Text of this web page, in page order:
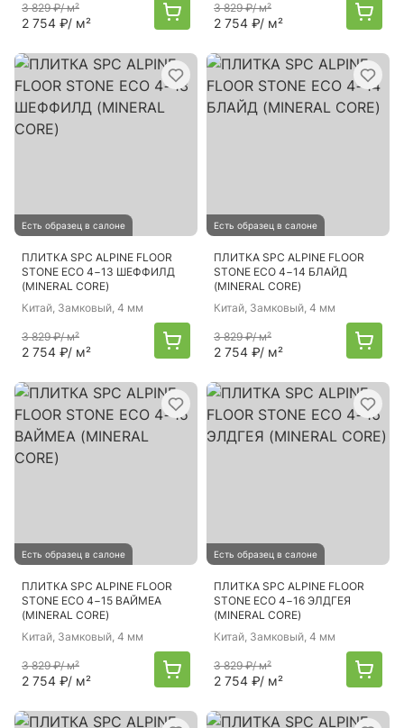
3 829 ₽/ м²
2 754 ₽/ м²
3 829 ₽/ м²
2 754 ₽/ м²
Есть образец в салоне
ПЛИТКА SPC ALPINE FLOOR
STONE ECO 4−13 ШЕФФИЛД
(MINERAL CORE)
Китай, Замковый, 4 мм
3 829 ₽/ м²
2 754 ₽/ м²
Есть образец в салоне
ПЛИТКА SPC ALPINE FLOOR
STONE ECO 4−14 БЛАЙД
(MINERAL CORE)
Китай, Замковый, 4 мм
3 829 ₽/ м²
2 754 ₽/ м²
Есть образец в салоне
ПЛИТКА SPC ALPINE FLOOR
STONE ECO 4−15 ВАЙМЕА
(MINERAL CORE)
Китай, Замковый, 4 мм
3 829 ₽/ м²
2 754 ₽/ м²
Есть образец в салоне
ПЛИТКА SPC ALPINE FLOOR
STONE ECO 4−16 ЭЛДГЕЯ
(MINERAL CORE)
Китай, Замковый, 4 мм
3 829 ₽/ м²
2 754 ₽/ м²